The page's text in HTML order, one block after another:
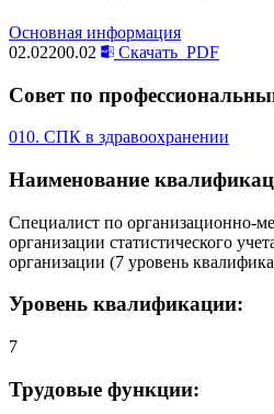
Основная информация
02.02200.02
Скачать PDF
Совет по
010. СПК в здравоохранении
Наименование
Специалист по организационно-
организации статистического
организации (7 уровень
Уровень квалификации:
7
Трудовые функции: